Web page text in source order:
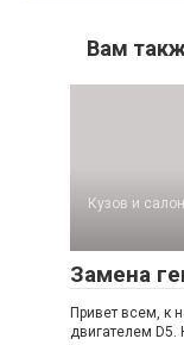
Вам
Кузов и
Замена
Привет всем, к
двигателем D5.